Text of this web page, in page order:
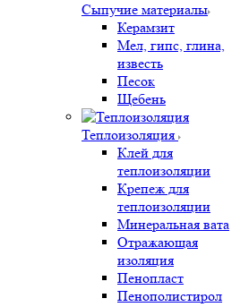
Сыпучие материалы
Керамзит
Мел, гипс, глина,
известь
Песок
Щебень
Теплоизоляция
Клей для
теплоизоляции
Крепеж для
теплоизоляции
Минеральная вата
Отражающая
изоляция
Пенопласт
Пенополистирол